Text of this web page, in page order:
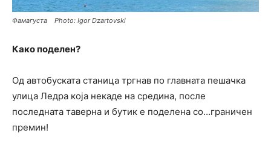
Фамагуста Photo: Igor Dzartovski
Како поделен?
Од автобуската станица тргнав по главната пешачка
улица Ледра која некаде на средина, после
последната таверна и бутик е поделена со…граничен
премин!